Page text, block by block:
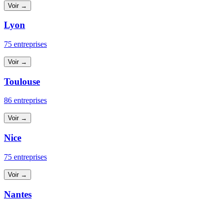
Voir →
Lyon
75 entreprises
Voir →
Toulouse
86 entreprises
Voir →
Nice
75 entreprises
Voir →
Nantes